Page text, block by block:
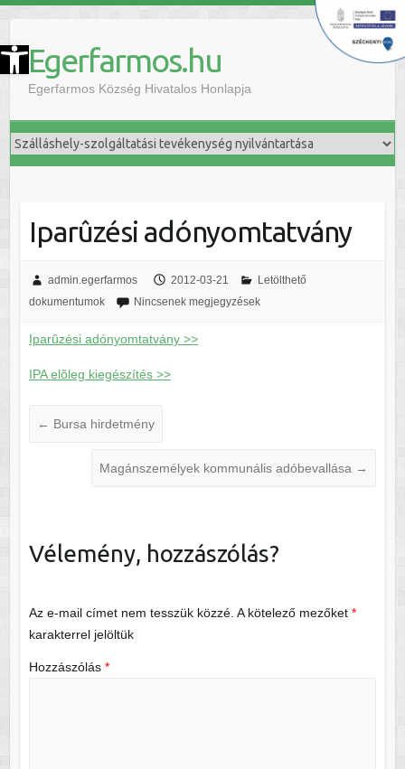
Eszköztár megnyitása Egerfarmos.hu
Egerfarmos Község Hivatalos Honlapja
Iparûzési adónyomtatvány
admin.egerfarmos 2012-03-21
Letölthető
dokumentumok
Nincsenek megjegyzések
Iparûzési adónyomtatvány >>
IPA elõleg kiegészítés >>
← Bursa hirdetmény
Magánszemélyek kommunális adóbevallása →
Vélemény, hozzászólás?
Az e-mail címet nem tesszük közzé. A kötelező mezőket *
karakterrel jelöltük
Hozzászólás *